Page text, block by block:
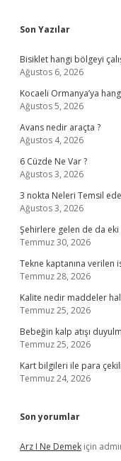
Sidebar
Son Yazılar
Bisiklet hangi bölgeyi
Ağustos 6, 2026
Kocaeli Ormanya’ya
Ağustos 5, 2026
Avans nedir araçta ?
Ağustos 4, 2026
6 Cüzde Ne Var ?
Ağustos 3, 2026
3 nokta Neleri Temsil
Ağustos 3, 2026
Şehirlere gelen de da eki
Temmuz 30, 2026
Tekne kaptanına verilen
Temmuz 28, 2026
Kalite nedir maddeler
Temmuz 25, 2026
Bebeğin kalp atışı
Temmuz 25, 2026
Kart bilgileri ile para
Temmuz 24, 2026
Son yorumlar
Arz I Ne Demek için